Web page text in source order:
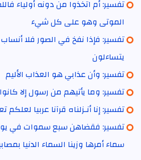
تفسير: أم اتخذوا من دونه أولياء
الموتى وهو على كل شيء
تفسير: فإذا نفخ في الصور فلا
يتساءلون
تفسير: وأن عذابي هو العذاب الأليم
تفسير: وما يأتيهم من رسول إلا
تفسير: إنا أنـزلناه قرآنا عربيا لعلكم
تفسير: فقضاهن سبع سموات في
سماء أمرها وزينا السماء الدنيا